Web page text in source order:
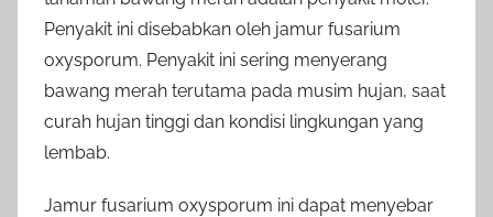
Penyakit ini disebabkan oleh jamur fusarium
oxysporum. Penyakit ini sering menyerang
bawang merah terutama pada musim hujan, saat
curah hujan tinggi dan kondisi lingkungan yang
lembab.
Jamur fusarium oxysporum ini dapat menyebar